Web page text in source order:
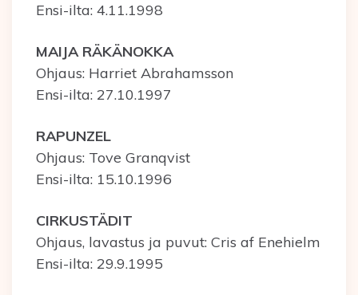
Ensi-ilta: 4.11.1998
MAIJA RÄKÄNOKKA
Ohjaus: Harriet Abrahamsson
Ensi-ilta: 27.10.1997
RAPUNZEL
Ohjaus: Tove Granqvist
Ensi-ilta: 15.10.1996
CIRKUSTÄDIT
Ohjaus, lavastus ja puvut: Cris af Enehielm
Ensi-ilta: 29.9.1995